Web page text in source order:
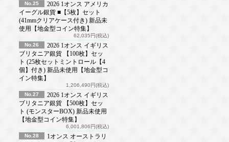
No.25
2026 1オンス アメリカ
イーグル銀貨 ■【5枚】セット
(41mmクリアケース付き) 新品未
使用【地金型コイン特集】
62,035円(税込)
No.26
2026 1オンス イギリス
ブリタニア銀貨 【100枚】セッ
ト (25枚セットミントロール【4
個】付き) 新品未使用【地金型コ
イン特集】
1,206,490円(税込)
No.27
2026 1オンス イギリス
ブリタニア銀貨 【500枚】セッ
ト (モンスターBOX) 新品未使用
【地金型コイン特集】
6,001,806円(税込)
No.28
1オンス オーストラリ